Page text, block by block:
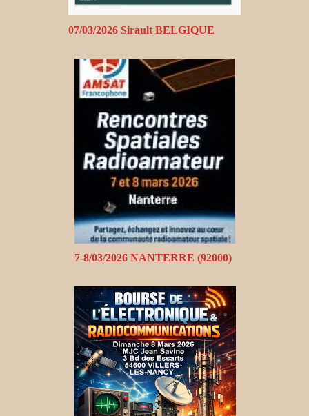
07/03/2026 Sirault BELGIQUE
7-8/03/2026 NANTERRE (92000)